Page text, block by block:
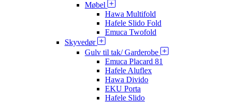
Møbel
Hawa Multifold
Hafele Slido Fold
Emuca Twofold
Skyvedør
Gulv til tak/ Garderobe
Emuca Placard 81
Hafele Aluflex
Hawa Divido
EKU Porta
Hafele Slido